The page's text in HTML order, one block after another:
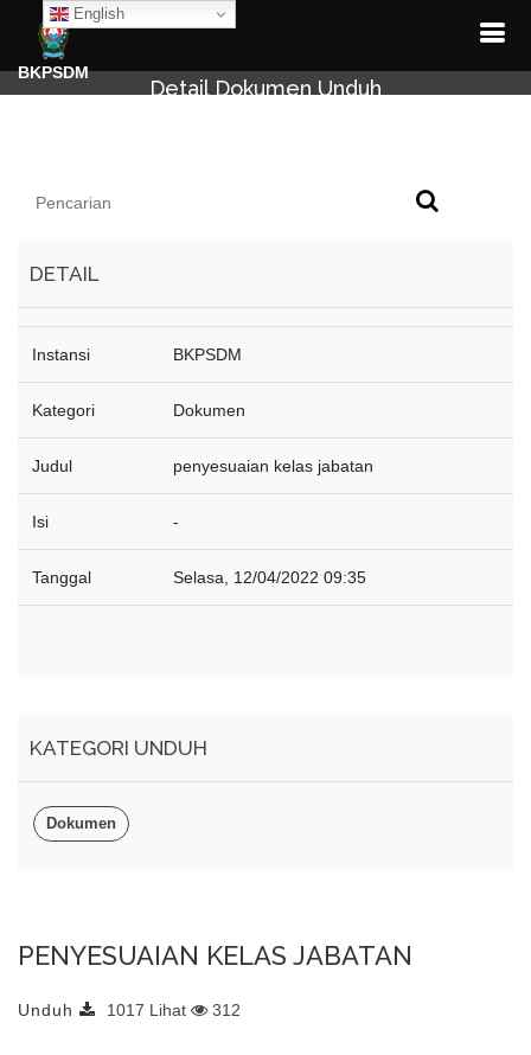
English
BKPSDM
Detail Dokumen Unduh
DETAIL
Instansi BKPSDM
Kategori Dokumen
Judul penyesuaian kelas jabatan
Isi -
Tanggal Selasa, 12/04/2022 09:35
KATEGORI UNDUH
Dokumen
PENYESUAIAN KELAS JABATAN
Unduh 1017 Lihat 312